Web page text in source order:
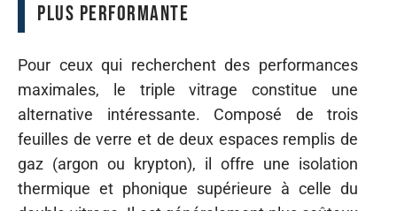
plus performante
Pour ceux qui recherchent des performances
maximales, le triple vitrage constitue une
alternative intéressante. Composé de trois
feuilles de verre et de deux espaces remplis de
gaz (argon ou krypton), il offre une isolation
thermique et phonique supérieure à celle du